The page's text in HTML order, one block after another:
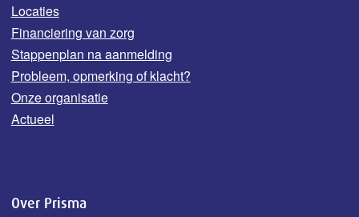
Locaties
Financiering van zorg
Stappenplan na aanmelding
Probleem, opmerking of klacht?
Onze organisatie
Actueel
Over Prisma